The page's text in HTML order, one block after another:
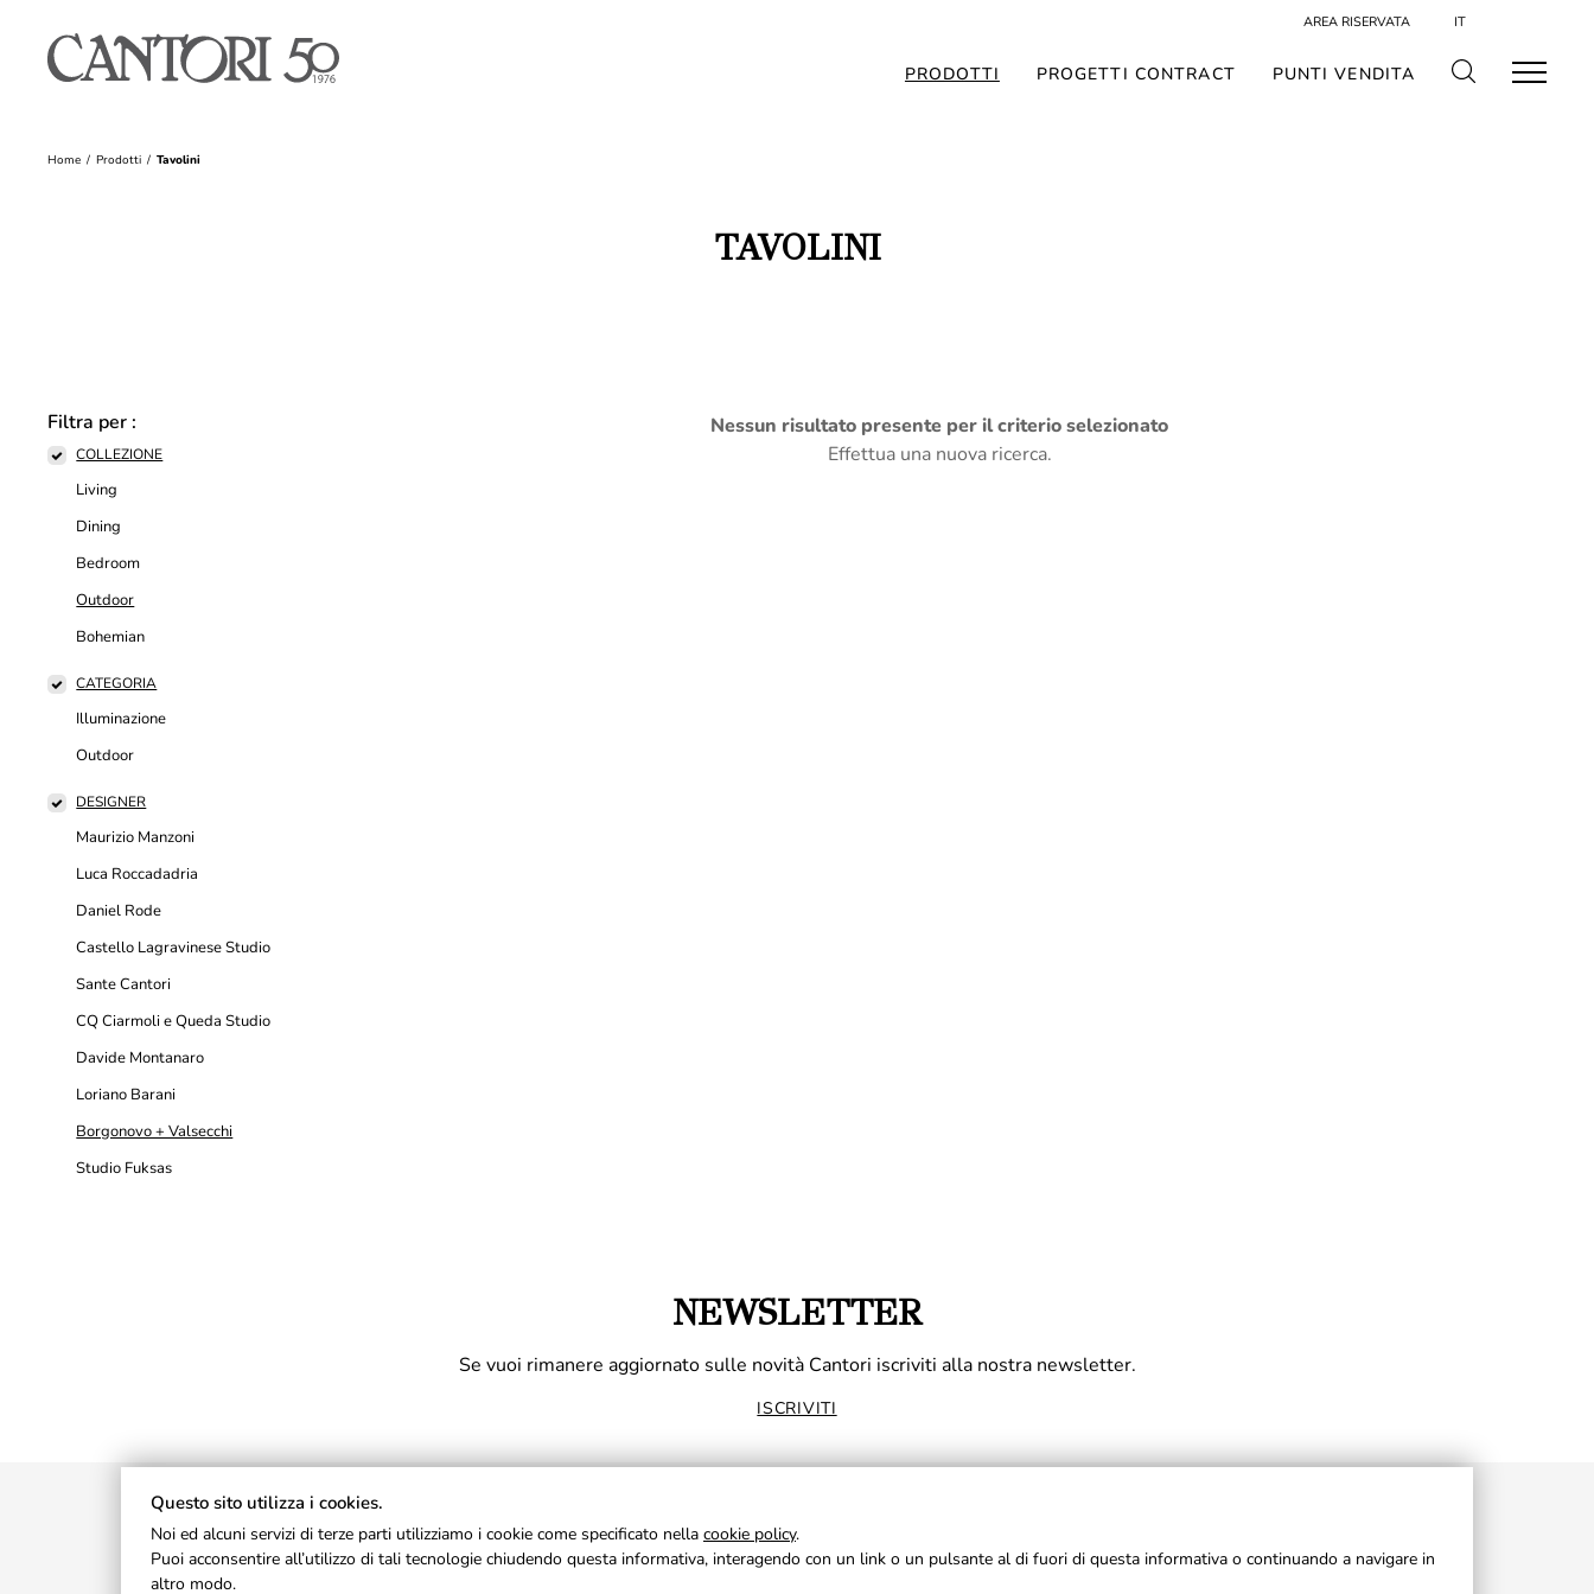
AREA RISERVATA IT
PRODOTTI PROGETTI CONTRACT PUNTI VENDITA
Home Prodotti Tavolini
TAVOLINI
Filtra per :
COLLEZIONE
Living
Dining
Bedroom
Outdoor
Bohemian
CATEGORIA
Illuminazione
Outdoor
DESIGNER
Maurizio Manzoni
Luca Roccadadria
Daniel Rode
Castello Lagravinese Studio
Sante Cantori
CQ Ciarmoli e Queda Studio
Davide Montanaro
Loriano Barani
Borgonovo + Valsecchi
Studio Fuksas
Nessun risultato presente per il criterio selezionato
Effettua una nuova ricerca.
NEWSLETTER
Se vuoi rimanere aggiornato sulle novità Cantori iscriviti alla nostra newsletter.
ISCRIVITI
Questo sito utilizza i cookies.
Noi ed alcuni servizi di terze parti utilizziamo i cookie come specificato nella cookie policy.
Puoi acconsentire all’utilizzo di tali tecnologie chiudendo questa informativa, interagendo con un link o un pulsante al di fuori di questa informativa o continuando a navigare in
altro modo.